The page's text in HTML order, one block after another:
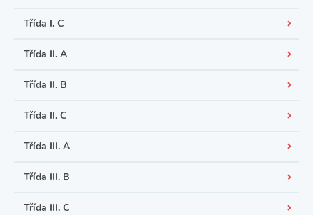
Třída I. C
Třída II. A
Třída II. B
Třída II. C
Třída III. A
Třída III. B
Třída III. C